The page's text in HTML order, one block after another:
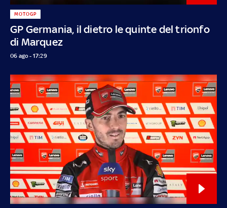
GP Germania, il dietro le quinte del trionfo
di Marquez
MOTOGP
06 ago - 17:29